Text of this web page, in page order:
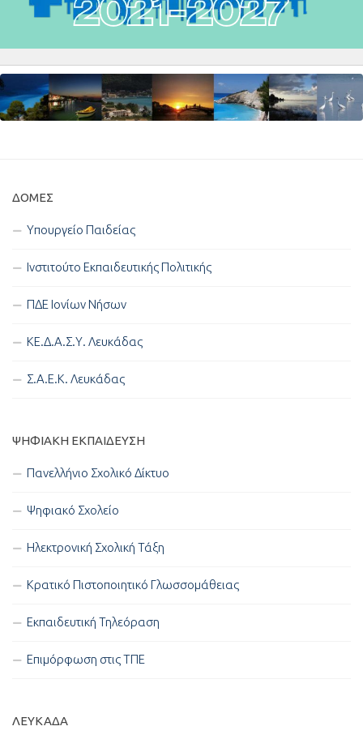
ΔΟΜΈΣ
Υπουργείο Παιδείας
Ινστιτούτο Εκπαιδευτικής Πολιτικής
ΠΔΕ Ιονίων Νήσων
ΚΕ.Δ.Α.Σ.Υ. Λευκάδας
Σ.Α.Ε.Κ. Λευκάδας
ΨΗΦΙΑΚΉ ΕΚΠΑΊΔΕΥΣΗ
Πανελλήνιο Σχολικό Δίκτυο
Ψηφιακό Σχολείο
Ηλεκτρονική Σχολική Τάξη
Κρατικό Πιστοποιητικό Γλωσσομάθειας
Εκπαιδευτική Τηλεόραση
Επιμόρφωση στις ΤΠΕ
ΛΕΥΚΑΔΑ